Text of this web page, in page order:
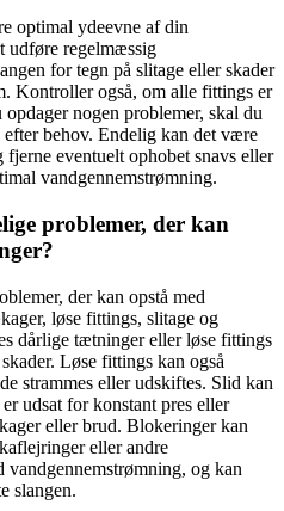
optimal ydeevne af din
udføre regelmæssig
for tegn på slitage eller skader
Kontroller også, om alle fittings er
nogen problemer, skal du
behov. Endelig kan det være
fjerne eventuelt ophobet snavs eller
vandgennemstrømning.
problemer, der kan
der kan opstå med
løse fittings, slitage og
dårlige tætninger eller løse fittings
Løse fittings kan også
strammes eller udskiftes. Slid kan
udsat for konstant pres eller
eller brud. Blokeringer kan
eller andre
og kan
slangen.